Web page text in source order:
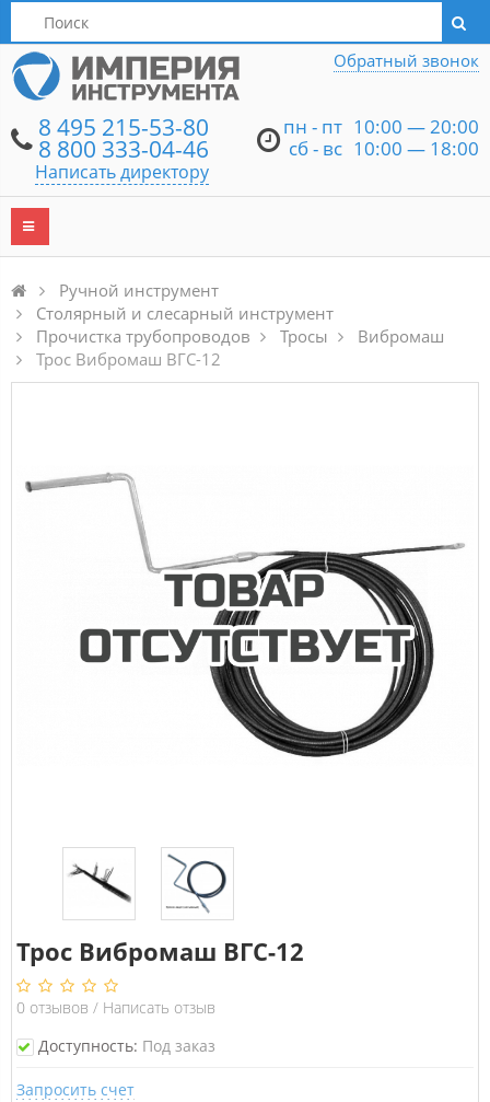
Написать директору
8 495 215-53-80
8 800 333-04-46
Написать директору
пн - пт 10:00 — 20:00
сб - вс 10:00 — 18:00
Обратный звонок
Ручной инструмент
Столярный и слесарный инструмент
Прочистка трубопроводов
Тросы
Вибромаш
Трос Вибромаш ВГС-12
Трос Вибромаш ВГС-12
0 отзывов / Написать отзыв
Доступность: Под заказ
Запросить счет